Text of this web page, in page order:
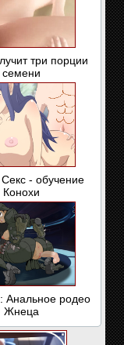
три порции
семени
- обучение
Конохи
Анальное родео
Жнеца